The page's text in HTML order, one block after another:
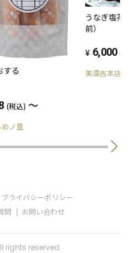
】
温めお召し上がりく
加熱するとよりおい
する
(税込) ～
ノ里
うなぎ塩茶
前）
6,000 (税
美濃吉本店竹
プライバシーポリシー
問 お問い合わせ
rights reserved.